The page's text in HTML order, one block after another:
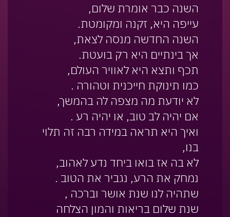
השנה כבר אומרת שלום,
עייפה היא, זקנה ומקומטת.
השנה החדשה מנסה לצאת,
אך בינתיים היא רק בועטת.
תכף ותצא היא לאוויר העולם,
כמו תינוקת חייכנית וטהורה .
לא יודעת מה מצפה לה בהמשך,
אם יהיה לב טוב, או יהיה רע .
ואיך היא תראה במידה רבה זה תלוי
בנו,
לא בה אז בואו ביחד נדע לאהוב,
נמחק את הרע, נגביר את הטוב .
שתהיה לנו שנת אושר וברכה ,
שנת שלום בריאות והמון הצלחה